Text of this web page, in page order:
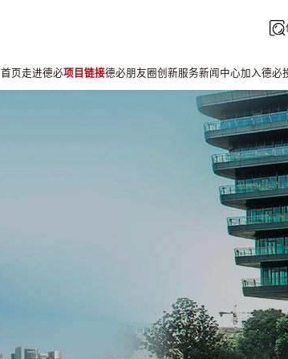
首页走进德必项目链接德必朋友圈创新服务新闻中心加入德必